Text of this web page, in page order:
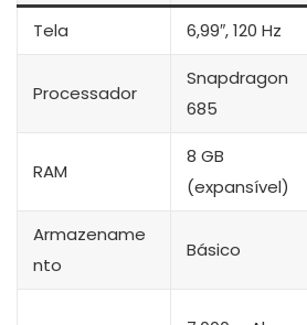
Tela 6,99″, 120 Hz
Processador
Snapdragon
685
RAM
8 GB
(expansível)
Armazename
nto
Básico